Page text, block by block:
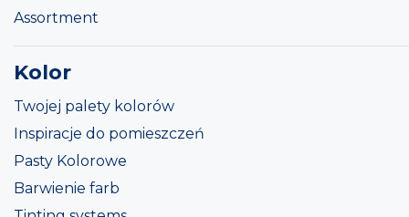
Assortment
Kolor
Twojej palety kolorów
Inspiracje do pomieszczeń
Pasty Kolorowe
Barwienie farb